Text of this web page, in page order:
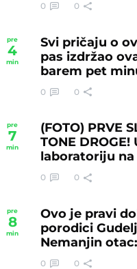
0 0
pre
4
min
Svi pričaju o
pas izdržao
barem pet
0 0
pre
7
min
(FOTO) PRVE
TONE
laboratoriju
0 0
pre
8
min
Ovo je pravi
porodici
Nemanjin
0 0